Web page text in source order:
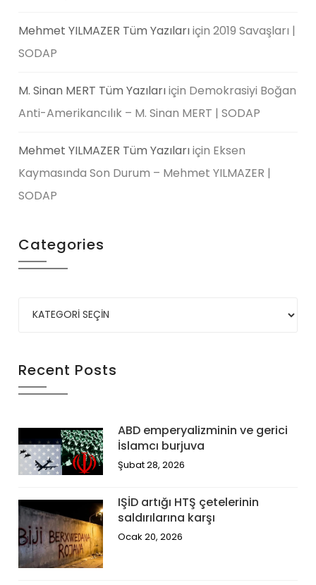
Mehmet YILMAZER Tüm Yazılarıiçin2019 Savaşları |
SODAP
M. Sinan MERT Tüm Yazılarıiçin Demokrasiyi Boğan
Anti-Amerikancılık – M. Sinan MERT | SODAP
Mehmet YILMAZER Tüm Yazılarıiçin Eksen
Kaymasında Son Durum – Mehmet YILMAZER |
SODAP
Categories
Recent Posts
ABD emperyalizminin ve gerici
İslamcı burjuva
Şubat 28, 2026
IŞİD artığı HTŞ çetelerinin
saldırılarına karşı
Ocak 20, 2026